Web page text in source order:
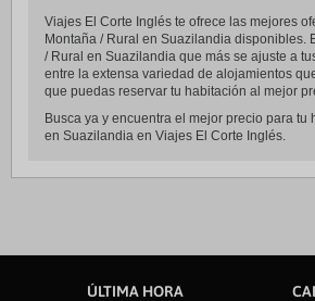
Viajes El Corte Inglés te ofrece las mejores
Montaña / Rural en Suazilandia disponibles.
/ Rural en Suazilandia que más se ajuste a
entre la extensa variedad de alojamientos
que puedas reservar tu habitación al mejor
Busca ya y encuentra el mejor precio para tu
en Suazilandia en Viajes El Corte Inglés.
ÚLTIMA HORA